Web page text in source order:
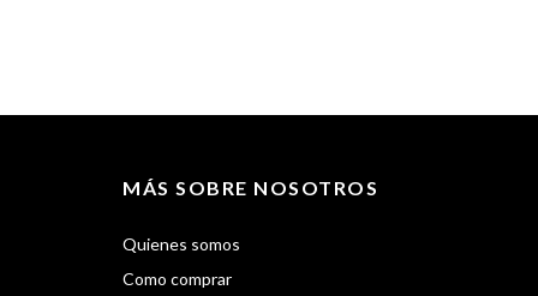
MÁS SOBRE NOSOTROS
Quienes somos
Como comprar